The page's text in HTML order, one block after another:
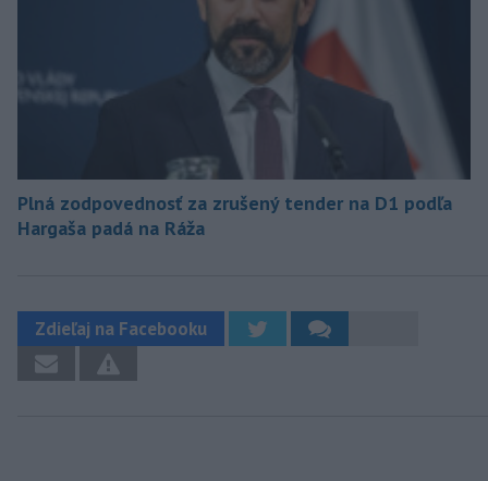
Plná zodpovednosť za zrušený tender na D1 podľa
Hargaša padá na Ráža
Zdieľaj na Facebooku